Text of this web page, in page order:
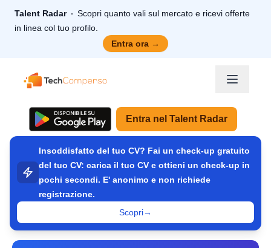
Talent Radar
Scopri quanto vali sul mercato e ricevi offerte
in linea col tuo profilo.
Entra ora →
TechCompenso
Entra nel Talent Radar
Insoddisfatto del tuo CV? Fai un check-up gratuito
del tuo CV: carica il tuo CV e ottieni un check-up in
pochi secondi. E' anonimo e non richiede
registrazione.
Scopri→